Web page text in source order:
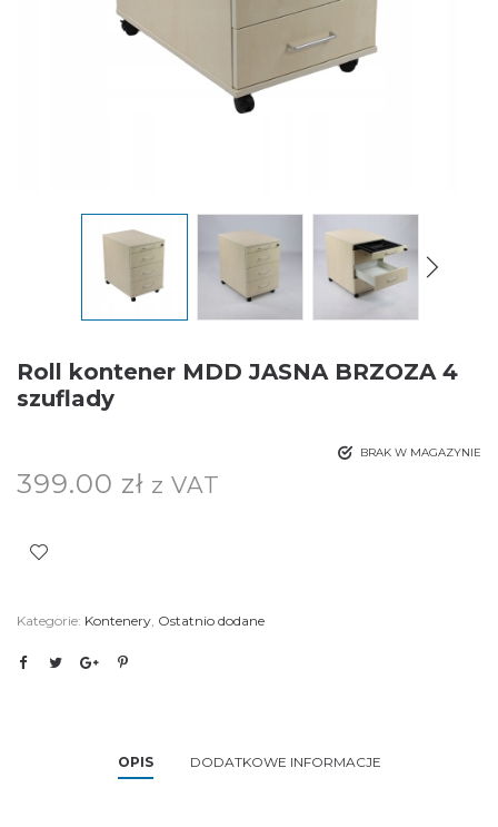
Roll kontener MDD JASNA BRZOZA 4
szuflady
BRAK W MAGAZYNIE
399.00 zł z VAT
Kategorie: Kontenery, Ostatnio dodane
OPIS DODATKOWE INFORMACJE